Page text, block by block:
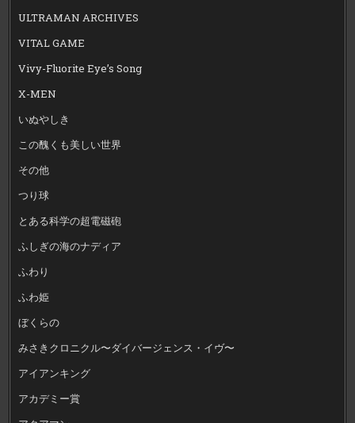
ULTRAMAN ARCHIVES
VITAL GAME
Vivy-Fluorite Eye’s Song
X-MEN
いぬやしき
この醜くも美しい世界
その他
つり球
とある科学の超電磁砲
ふしぎの海のナディア
ふわり
ふわ姫
ぼくらの
みさきクロニクル〜ダイバージェンス・イヴ〜
アイアンキング
アカデミー賞